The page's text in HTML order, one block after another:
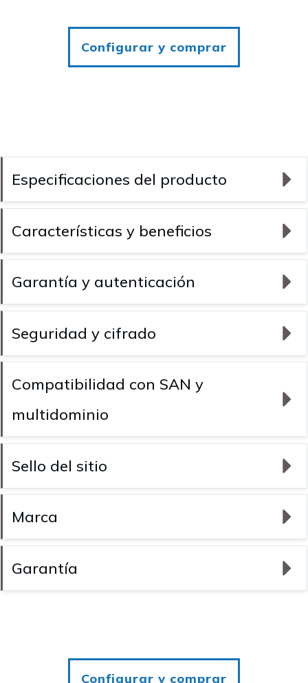
Configurar y comprar
Especificaciones del producto
Características y beneficios
Garantía y autenticación
Seguridad y cifrado
Compatibilidad con SAN y
multidominio
Sello del sitio
Marca
Garantía
Configurar y comprar